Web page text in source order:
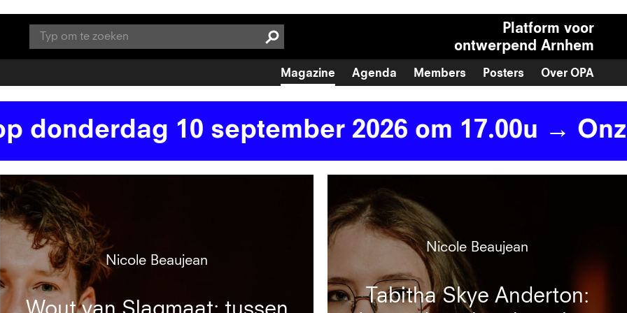
Search
Platform voor
ontwerpend Arnhem
Magazine Agenda Members Posters Over OPA
10 september 2026 om 17.00u→ Onze volgende
Nicole Beaujean
Nicole Beaujean
Tabitha Skye Anderton: